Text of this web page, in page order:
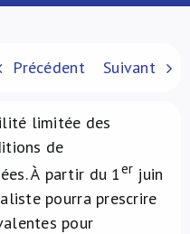
Précédent Suivant
limitée des
de
À partir du 1er juin
pourra prescrire
pour